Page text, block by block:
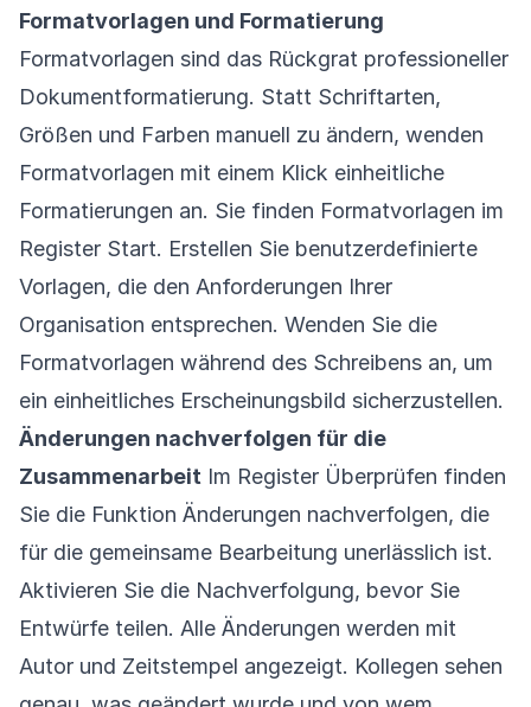
Formatvorlagen und Formatierung
Formatvorlagen sind das Rückgrat professioneller
Dokumentformatierung. Statt Schriftarten,
Größen und Farben manuell zu ändern, wenden
Formatvorlagen mit einem Klick einheitliche
Formatierungen an. Sie finden Formatvorlagen im
Register Start. Erstellen Sie benutzerdefinierte
Vorlagen, die den Anforderungen Ihrer
Organisation entsprechen. Wenden Sie die
Formatvorlagen während des Schreibens an, um
ein einheitliches Erscheinungsbild sicherzustellen.
Änderungen nachverfolgen für die
Zusammenarbeit Im Register Überprüfen finden
Sie die Funktion Änderungen nachverfolgen, die
für die gemeinsame Bearbeitung unerlässlich ist.
Aktivieren Sie die Nachverfolgung, bevor Sie
Entwürfe teilen. Alle Änderungen werden mit
Autor und Zeitstempel angezeigt. Kollegen sehen